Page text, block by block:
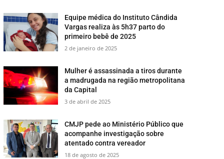
Equipe médica do Instituto Cândida
Vargas realiza às 5h37 parto do
primeiro bebê de 2025
2 de janeiro de 2025
Mulher é assassinada a tiros durante
a madrugada na região metropolitana
da Capital
3 de abril de 2025
CMJP pede ao Ministério Público que
acompanhe investigação sobre
atentado contra vereador
18 de agosto de 2025